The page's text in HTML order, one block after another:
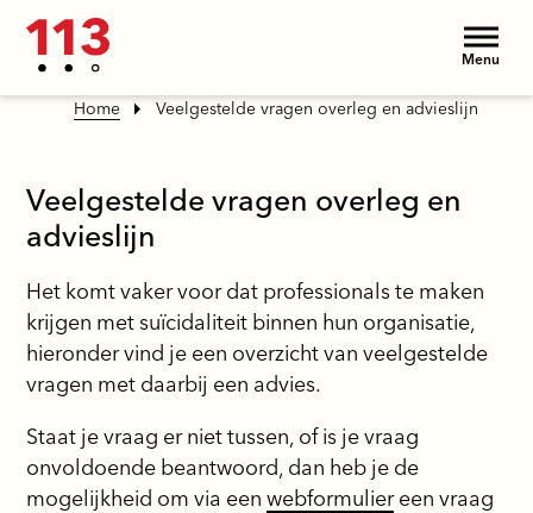
Menu
Home Veelgestelde vragen overleg en advieslijn
Veelgestelde vragen overleg en
advieslijn
Het komt vaker voor dat professionals te maken
krijgen met suïcidaliteit binnen hun organisatie,
hieronder vind je een overzicht van veelgestelde
vragen met daarbij een advies.
Staat je vraag er niet tussen, of is je vraag
onvoldoende beantwoord, dan heb je de
mogelijkheid om via een webformuliereen vraag